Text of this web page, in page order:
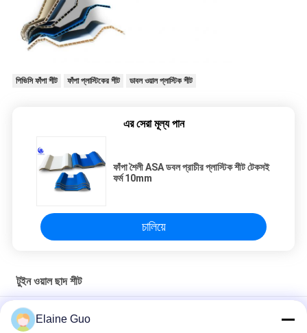
পিভিসি ফাঁপা শীট ফাঁপা প্লাস্টিকের শীট ডাবল ওয়াল প্লাস্টিক শীট
এর সেরা মূল্য পান
ফাঁপা শৈলী ASA ডবল প্রাচীর প্লাস্টিক শীট টেকসই
ফর্ম 10mm
চালিয়ে
টুইন ওয়াল ছাদ শীট
ফ্যাক্টরির ফাঁপা ছাদের টাইলের জন্য তাপ নিরোধক পিভিসি 3 স্তরের টুইন ওয়াল ছাদের শীট
Elaine Guo